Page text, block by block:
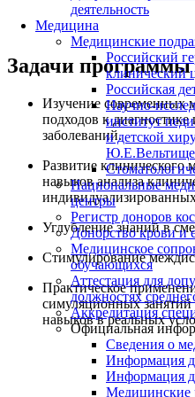
деятельность
Медицина
Медицинские
Российский
клинический
Российская
Научно-
институт
и детской
Национальные
центры
Регистр доноров
Донорство крови и
Медицинское
обучающихся
Аттестация для
должностях
Аккредитация
Официальная
Сведения о
Информация
Информация
Медицинские
Задачи программы
Изучение современных
подходов к
заболеваний.
Развитие
навыков анализа
Углубление знаний в
Стимулирование
Практическое
симуляционных занятий
навыков в реальных